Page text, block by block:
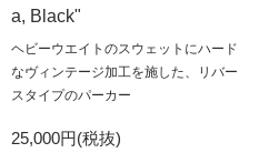
a, Black"
ヘビーウエイトのスウェットにハード
なヴィンテージ加工を施した、リバー
スタイプのパーカー
25,000円(税抜)